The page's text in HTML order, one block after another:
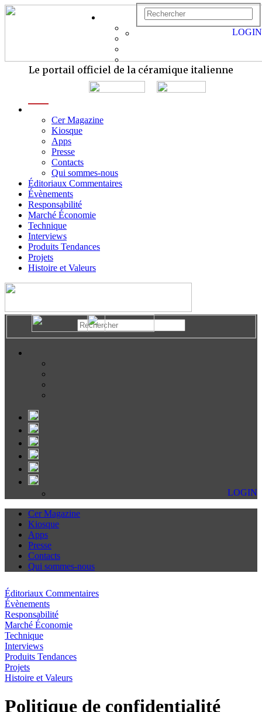
Le portail officiel de la céramique italienne
Cer Magazine
Kiosque
Apps
Presse
Contacts
Qui sommes-nous
Éditoriaux Commentaires
Évènements
Responsabilité
Marché Économie
Technique
Interviews
Produits Tendances
Projets
Histoire et Valeurs
LOGIN
LOGIN
Cer Magazine
Kiosque
Apps
Presse
Contacts
Qui sommes-nous
Éditoriaux Commentaires
Évènements
Responsabilité
Marché Économie
Technique
Interviews
Produits Tendances
Projets
Histoire et Valeurs
Politique de confidentialité